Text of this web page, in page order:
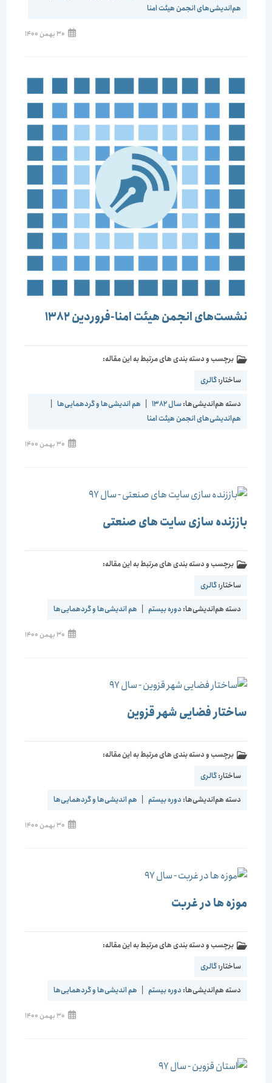
هم‌اندیشی‌های انجمن هیئت امنا
30 بهمن 1400
نشست‌های انجمن هیئت امنا-فروردین 1382
برچسب و دسته بندی های مرتبط به این مقاله:
ساختار:گالری
دسته هم‌اندیشی‌ها:سال 1382 | هم اندیشی‌ها و گردهمایی‌ها |
هم‌اندیشی‌های انجمن هیئت امنا
30 بهمن 1400
باززنده سازی سایت های صنعتی
برچسب و دسته بندی های مرتبط به این مقاله:
ساختار:گالری
دسته هم‌اندیشی‌ها:دوره بیستم | هم اندیشی‌ها و گردهمایی‌ها
30 بهمن 1400
ساختار فضایی شهر قزوین
برچسب و دسته بندی های مرتبط به این مقاله:
ساختار:گالری
دسته هم‌اندیشی‌ها:دوره بیستم | هم اندیشی‌ها و گردهمایی‌ها
30 بهمن 1400
موزه ها در غربت
برچسب و دسته بندی های مرتبط به این مقاله:
ساختار:گالری
دسته هم‌اندیشی‌ها:دوره بیستم | هم اندیشی‌ها و گردهمایی‌ها
30 بهمن 1400